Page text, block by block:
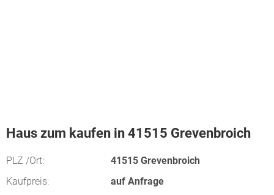
Haus zum kaufen in 41515 Grevenbroich
PLZ /Ort:
41515 Grevenbroich
Kaufpreis:
auf Anfrage